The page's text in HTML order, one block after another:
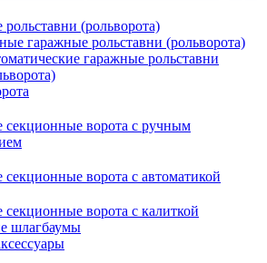
(рольворота)
гаражные рольставни (рольворота)
гаражные рольставни
секционные ворота с ручным
ворота с автоматикой
ворота с калиткой
шлагбаумы